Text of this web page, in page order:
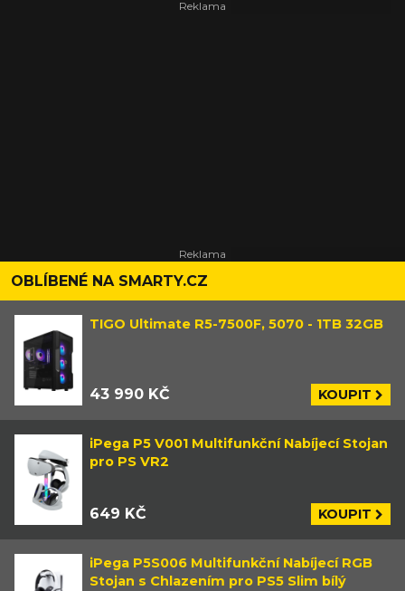
OBLÍBENÉ NA SMARTY.CZ
TIGO Ultimate R5-7500F, 5070 - 1TB 32GB
43 990 KČ KOUPIT
iPega P5 V001 Multifunkční Nabíjecí Stojan
pro PS VR2
649 KČ KOUPIT
iPega P5S006 Multifunkční Nabíjecí RGB
Stojan s Chlazením pro PS5 Slim bílý